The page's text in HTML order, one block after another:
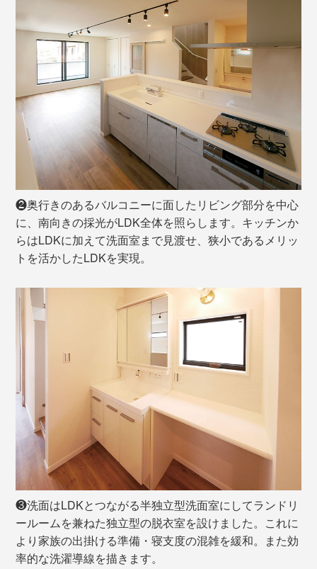
❷奥行きのあるバルコニーに面したリビング部分を中心
に、南向きの採光がLDK全体を照らします。キッチンか
らはLDKに加えて洗面室まで見渡せ、狭小であるメリッ
トを活かしたLDKを実現。
❸洗面はLDKとつながる半独立型洗面室にしてランドリ
ールームを兼ねた独立型の脱衣室を設けました。これに
より家族の出掛ける準備・寝支度の混雑を緩和。また効
率的な洗濯導線を描きます。